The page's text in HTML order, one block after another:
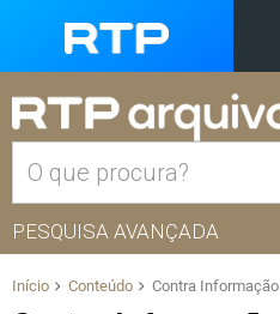
PESQUISA AVANÇADA
Início Conteúdo Contra Informação